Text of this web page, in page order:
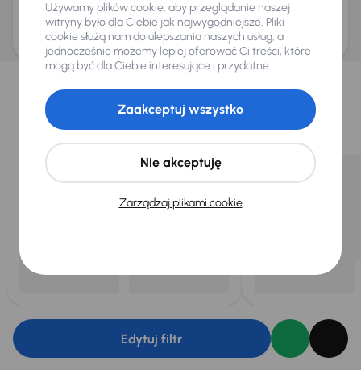
ani zagwarantowaną dostępnością pojazdu. AURES Holdings a.s., z siedzibą
Dopraváků 874/15, Čimice, 184 00 Praga 8, będzie przechowywać i przetwarzać
Twoje dane osobowe zgodnie z zasadami ochrony i przetwarzaniadanych
osobowych.
Wybraliśmy dla Ciebie
Wybieramy dla Ciebie
z naszej oferty. Kupimy
dla Ciebiedo 400 pojazdówkażdego dnia.
Edytuj filtr
Używamy plików cookie, aby przeglądanie naszej
witryny było dla Ciebie jak najwygodniejsze. Pliki
cookie służą nam do ulepszania naszych usług, a
jednocześnie możemy lepiej oferować Ci treści, które
mogą być dla Ciebie interesujące i przydatne.
Zarządzaj plikami cookie
Nie akceptuję
Zaakceptuj wszystko